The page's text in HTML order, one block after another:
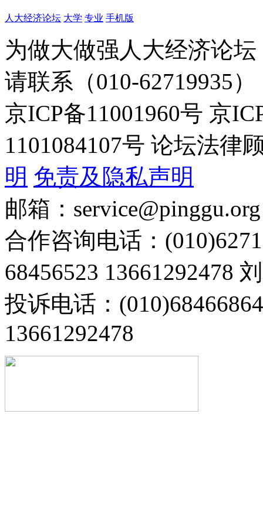
人大经济论坛 大学 专业 手机版
为做大做强人大经济论
请联系（010-62719935）
京ICP备11001960号 京
1101084107号 论坛法律
明 免责及隐私声明
邮箱：service@pinggu.org
合作咨询电话：
68456523 13661292478
投诉电话：
13661292478